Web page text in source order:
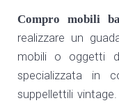
Compro mobili
realizzare un
mobili o oggetti
specializzata in
suppellettili